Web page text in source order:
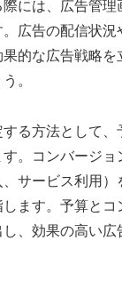
には、広告管
広告の配信状
的な広告戦略を
。
る方法として、
。コンバージ
サービス利用）
ます。予算とコ
、効果の高い